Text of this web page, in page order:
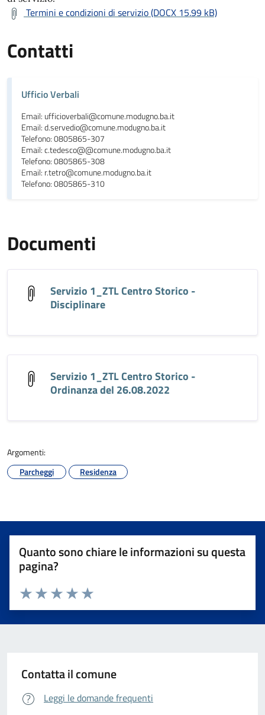
Termini e condizioni di servizio (DOCX 15.99 kB)
Contatti
Ufficio Verbali
Email: ufficioverbali@comune.modugno.ba.it
Email: d.servedio@comune.modugno.ba.it
Telefono: 0805865-307
Email: c.tedesco@@comune.modugno.ba.it
Telefono: 0805865-308
Email: r.tetro@comune.modugno.ba.it
Telefono: 0805865-310
Documenti
Servizio 1_ZTL Centro Storico -
Disciplinare
Servizio 1_ZTL Centro Storico -
Ordinanza del 26.08.2022
Argomenti:
Parcheggi
Residenza
Quanto sono chiare le informazioni su questa
pagina?
Valuta da 1 a 5 stelle la pagina
Valuta 5 stelle su 5
Valuta 4 stelle su 5
Valuta 3 stelle su 5
Valuta 2 stelle su 5
Valuta 1 stelle su 5
Contatta il comune
Leggi le domande frequenti